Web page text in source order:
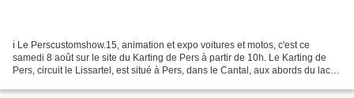
ℹ️ Le Perscustomshow.15, animation et expo voitures et motos, c'est ce
samedi 8 août sur le site du Karting de Pers à partir de 10h. Le Karting de
Pers, circuit le Lissartel, est situé à Pers, dans le Cantal, aux abords du lac